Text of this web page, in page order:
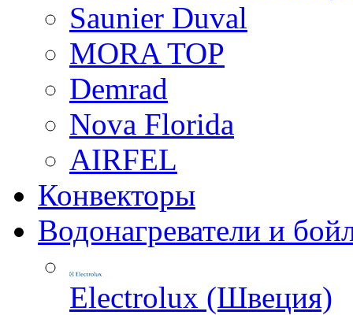
Saunier Duval
MORA TOP
Demrad
Nova Florida
AIRFEL
Конвекторы
Водонагреватели и
Electrolux (Швеция)